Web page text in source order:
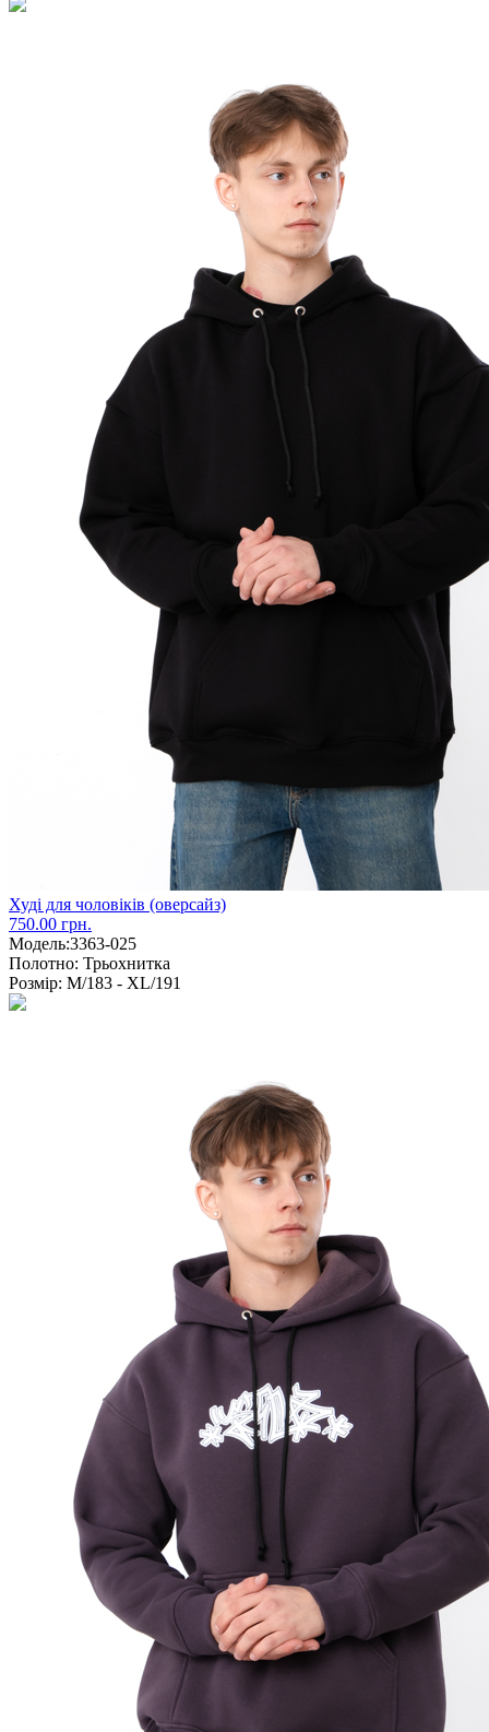
Худі для чоловіків (оверсайз)
750.00 грн.
Модель:3363-025
Полотно: Трьохнитка
Розмір: M/183 - XL/191